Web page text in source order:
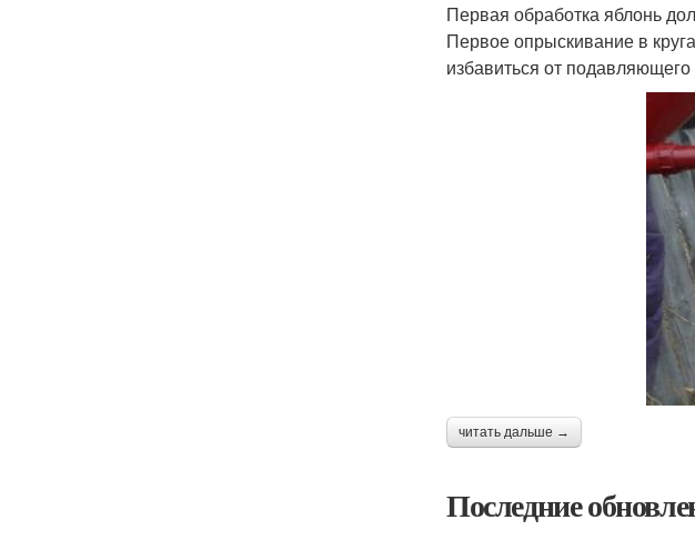
Первая обработка яблонь
Первое опрыскивание в
избавиться от
читать дальше →
Последние